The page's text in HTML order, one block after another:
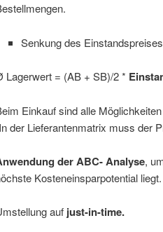
Senkung des
Lagerwert = (AB + SB)/2 *
Einkauf sind alle
der Lieferantenmatrix muss der
der ABC- Analyse,
Kosteneinsparpotential liegt.
auf just-in-time.